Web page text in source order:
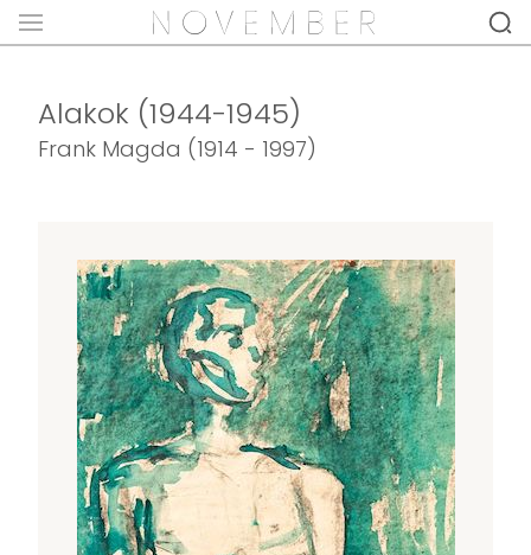
Alakok (1944-1945)
Frank Magda (1914 - 1997)